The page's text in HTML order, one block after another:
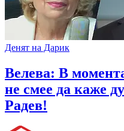
Денят на Дарик
Велева: В
не смее да каже
Радев!